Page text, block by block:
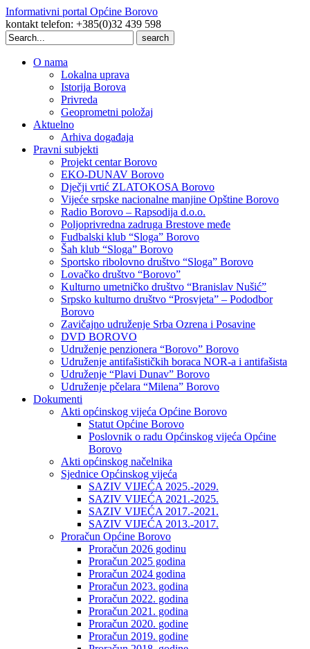
Informativni portal Općine Borovo
kontakt telefon: +385(0)32 439 598
Search
for:
O nama
Lokalna uprava
Istorija Borova
Privreda
Geoprometni položaj
Aktuelno
Arhiva događaja
Pravni subjekti
Projekt centar Borovo
EKO-DUNAV Borovo
Dječji vrtić ZLATOKOSA Borovo
Vijeće srpske nacionalne manjine Opštine Borovo
Radio Borovo – Rapsodija d.o.o.
Poljoprivredna zadruga Brestove međe
Fudbalski klub “Sloga” Borovo
Šah klub “Sloga” Borovo
Sportsko ribolovno društvo “Sloga” Borovo
Lovačko društvo “Borovo”
Kulturno umetničko društvo “Branislav Nušić”
Srpsko kulturno društvo “Prosvjeta” – Pododbor
Borovo
Zavičajno udruženje Srba Ozrena i Posavine
DVD BOROVO
Udruženje penzionera “Borovo” Borovo
Udruženje antifašističkih boraca NOR-a i antifašista
Udruženje “Plavi Dunav” Borovo
Udruženje pčelara “Milena” Borovo
Dokumenti
Akti općinskog vijeća Općine Borovo
Statut Općine Borovo
Poslovnik o radu Općinskog vijeća Općine
Borovo
Akti općinskog načelnika
Sjednice Općinskog vijeća
SAZIV VIJEĆA 2025.-2029.
SAZIV VIJEĆA 2021.-2025.
SAZIV VIJEĆA 2017.-2021.
SAZIV VIJEĆA 2013.-2017.
Proračun Općine Borovo
Proračun 2026 godinu
Proračun 2025 godina
Proračun 2024 godina
Proračun 2023. godina
Proračun 2022. godina
Proračun 2021. godina
Proračun 2020. godine
Proračun 2019. godine